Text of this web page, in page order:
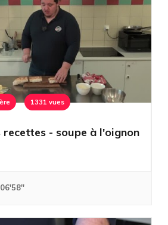
1331 vues
recettes - soupe à l'oignon
06'58''